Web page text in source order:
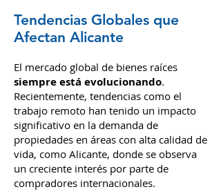
Afectan Alicante
El mercado global de bienes raíces
siempre está evolucionando.
Recientemente, tendencias como el
trabajo remoto han tenido un impacto
significativo en la demanda de
propiedades en áreas con alta calidad de
vida, como Alicante, donde se observa